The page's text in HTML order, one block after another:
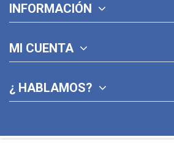
INFORMACIÓN
MI CUENTA
¿ HABLAMOS?